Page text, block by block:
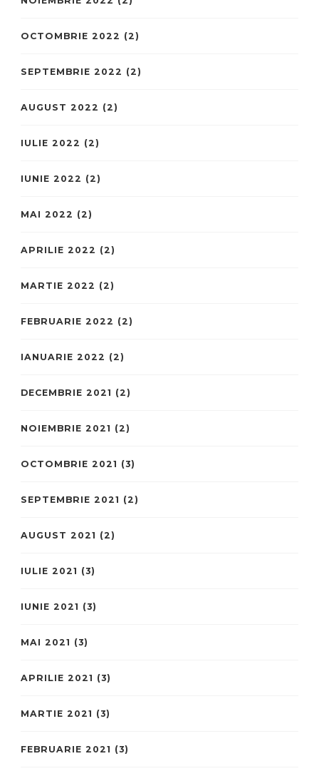
OCTOMBRIE 2022 (2)
SEPTEMBRIE 2022 (2)
AUGUST 2022 (2)
IULIE 2022 (2)
IUNIE 2022 (2)
MAI 2022 (2)
APRILIE 2022 (2)
MARTIE 2022 (2)
FEBRUARIE 2022 (2)
IANUARIE 2022 (2)
DECEMBRIE 2021 (2)
NOIEMBRIE 2021 (2)
OCTOMBRIE 2021 (3)
SEPTEMBRIE 2021 (2)
AUGUST 2021 (2)
IULIE 2021 (3)
IUNIE 2021 (3)
MAI 2021 (3)
APRILIE 2021 (3)
MARTIE 2021 (3)
FEBRUARIE 2021 (3)